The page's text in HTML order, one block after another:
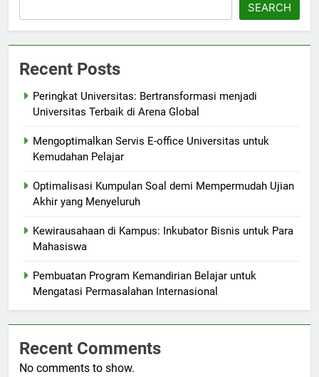
SEARCH
Recent Posts
Peringkat Universitas: Bertransformasi menjadi
Universitas Terbaik di Arena Global
Mengoptimalkan Servis E-office Universitas untuk
Kemudahan Pelajar
Optimalisasi Kumpulan Soal demi Mempermudah Ujian
Akhir yang Menyeluruh
Kewirausahaan di Kampus: Inkubator Bisnis untuk Para
Mahasiswa
Pembuatan Program Kemandirian Belajar untuk
Mengatasi Permasalahan Internasional
Recent Comments
No comments to show.